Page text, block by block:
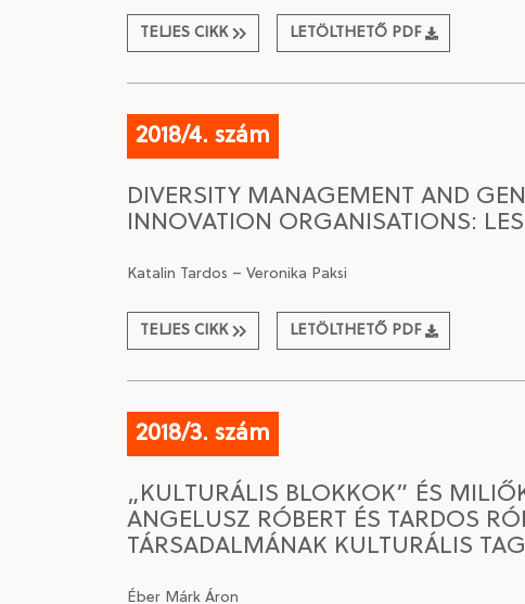
TELJES CIKK LETÖLTHETŐ PDF
2018/4. szám
DIVERSITY MANAGEMENT AND
INNOVATION ORGANISATIONS:
Katalin Tardos – Veronika Paksi
TELJES CIKK LETÖLTHETŐ PDF
2018/3. szám
„KULTURÁLIS BLOKKOK” ÉS
ANGELUSZ RÓBERT ÉS TARDOS
TÁRSADALMÁNAK KULTURÁLIS
Éber Márk Áron